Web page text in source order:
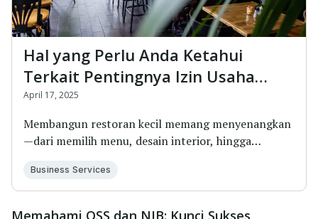
Hal yang Perlu Anda Ketahui
Terkait Pentingnya Izin Usaha
Restoran Kecil
April 17, 2025
Membangun restoran kecil memang menyenangkan
—dari memilih menu, desain interior, hingga
Business Services